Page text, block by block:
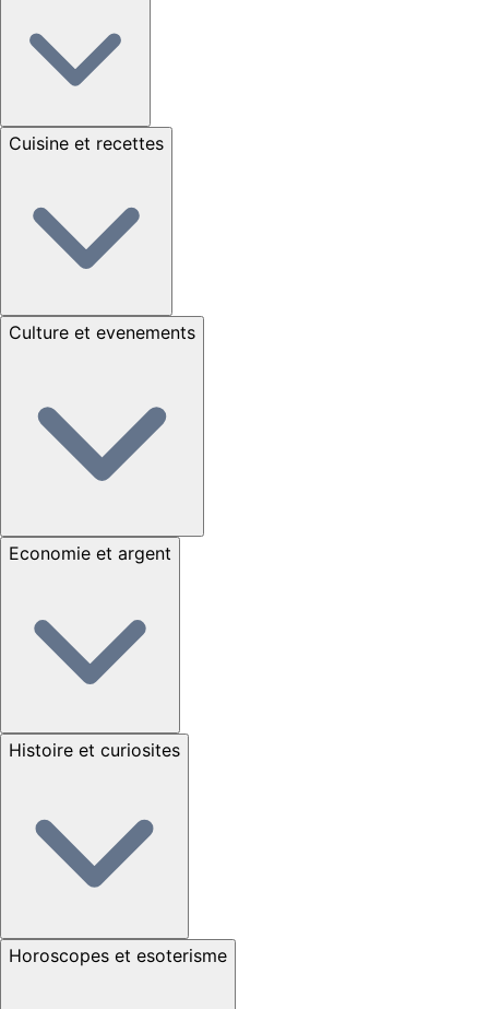
Cuisine et recettes
Culture et evenements
Economie et argent
Histoire et curiosites
Horoscopes et esoterisme